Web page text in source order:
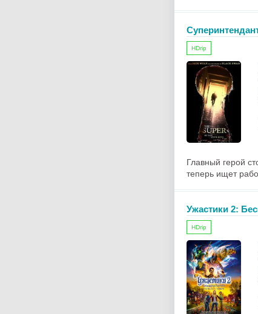
HDrip
Главный герой
теперь ищет
Ужастики 2:
HDrip